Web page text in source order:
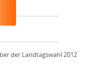
der Landtagswahl 2012